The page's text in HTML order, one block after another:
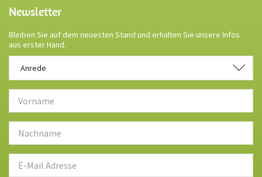
Newsletter
Bleiben Sie auf dem neuesten Stand und erhalten Sie unsere Infos
aus erster Hand.
Anrede
Anrede